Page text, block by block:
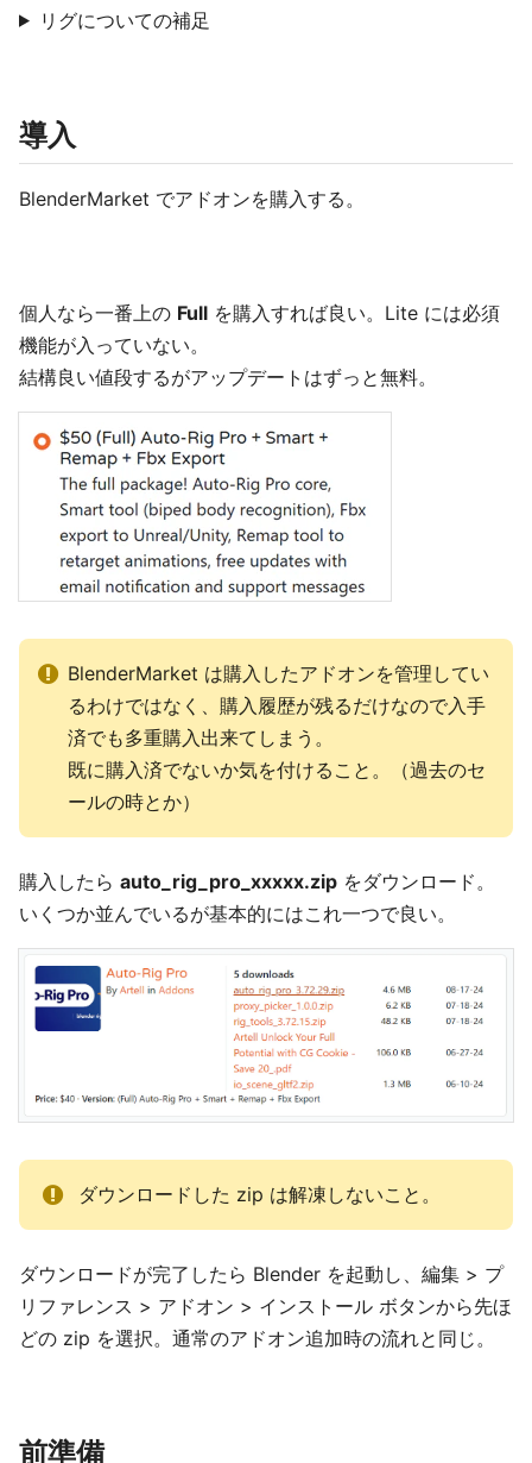
リグについての補足
導入
BlenderMarket でアドオンを購入する。
個人なら一番上の Full を購入すれば良い。Lite には必須
機能が入っていない。
結構良い値段するがアップデートはずっと無料。
BlenderMarket は購入したアドオンを管理してい
るわけではなく、購入履歴が残るだけなので入手
済でも多重購入出来てしまう。
既に購入済でないか気を付けること。（過去のセ
ールの時とか）
購入したら auto_rig_pro_xxxxx.zip をダウンロード。
いくつか並んでいるが基本的にはこれ一つで良い。
ダウンロードした zip は解凍しないこと。
ダウンロードが完了したら Blender を起動し、編集 > プ
リファレンス > アドオン > インストール ボタンから先ほ
どの zip を選択。通常のアドオン追加時の流れと同じ。
前準備